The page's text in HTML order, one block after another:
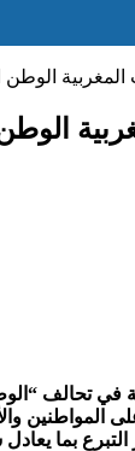
الوطن
في تحالف
على
بما